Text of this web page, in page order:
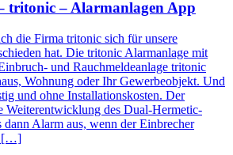
tritonic – Alarmanlagen App
die Firma tritonic sich für unsere
hat. Die tritonic Alarmanlage mit
und Rauchmeldeanlage tritonic
Wohnung oder Ihr Gewerbeobjekt. Und
und ohne Installationskosten. Der
Weiterentwicklung des Dual-Hermetic-
dann Alarm aus, wenn der Einbrecher
[…]